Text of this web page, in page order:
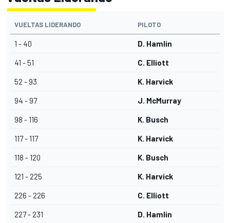
VUELTAS LIDERANDO PILOTO
1 - 40 D. Hamlin
41 - 51 C. Elliott
52 - 93 K. Harvick
94 - 97 J. McMurray
98 - 116 K. Busch
117 - 117 K. Harvick
118 - 120 K. Busch
121 - 225 K. Harvick
226 - 226 C. Elliott
227 - 231 D. Hamlin